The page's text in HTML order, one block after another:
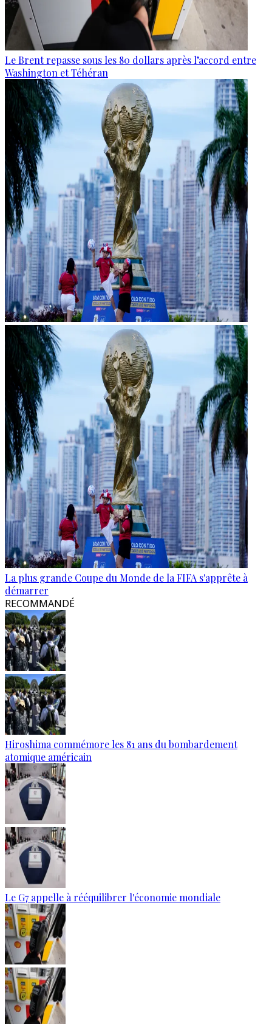
Le Brent repasse sous les 80 dollars après l’accord entre
Washington et Téhéran
La plus grande Coupe du Monde de la FIFA s'apprête à
démarrer
RECOMMANDÉ
Hiroshima commémore les 81 ans du bombardement
atomique américain
Le G7 appelle à rééquilibrer l'économie mondiale